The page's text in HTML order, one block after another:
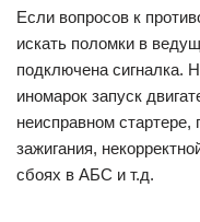
Если вопросов к
искать поломки в
подключена сигналка.
иномарок запуск
неисправном стартере,
зажигания,
сбоях в АБС и т.д.